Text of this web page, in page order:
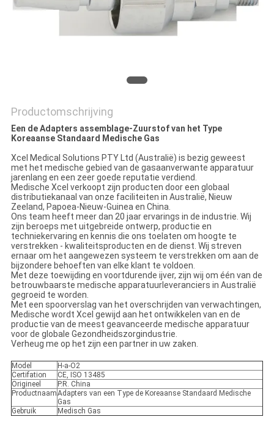
Productomschrijving
Een de Adapters assemblage-Zuurstof van het Type
Koreaanse Standaard Medische Gas
Xcel Medical Solutions PTY Ltd (Australië) is bezig geweest
met het medische gebied van de gasaanverwante apparatuur
jarenlang en een zeer goede reputatie verdiend.
Medische Xcel verkoopt zijn producten door een globaal
distributiekanaal van onze faciliteiten in Australië, Nieuw
Zeeland, Papoea-Nieuw-Guinea en China.
Ons team heeft meer dan 20 jaar ervarings in de industrie. Wij
zijn beroeps met uitgebreide ontwerp, productie en
techniekervaring en kennis die ons toelaten om hoogte te
verstrekken - kwaliteitsproducten en de dienst. Wij streven
ernaar om het aangewezen systeem te verstrekken om aan de
bijzondere behoeften van elke klant te voldoen.
Met deze toewijding en voortdurende ijver, zijn wij om één van de
betrouwbaarste medische apparatuurleveranciers in Australië
gegroeid te worden.
Met een spoorverslag van het overschrijden van verwachtingen,
Medische wordt Xcel gewijd aan het ontwikkelen van en de
productie van de meest geavanceerde medische apparatuur
voor de globale Gezondheidszorgindustrie.
Verheug me op het zijn een partner in uw zaken.
Model
H-a-O2
Certifation
CE, ISO 13485
Origineel
P.R. China
ProductnaamAdapters van een Type de Koreaanse Standaard Medische
Gas
Gebruik
Medisch Gas